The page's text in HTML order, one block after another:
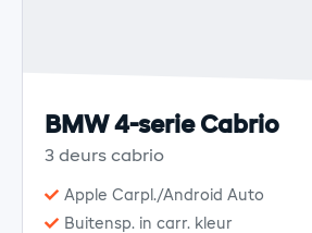
BMW 4-serie Cabrio
3 deurs cabrio
Apple Carpl./Android Auto
Buitensp. in carr. kleur